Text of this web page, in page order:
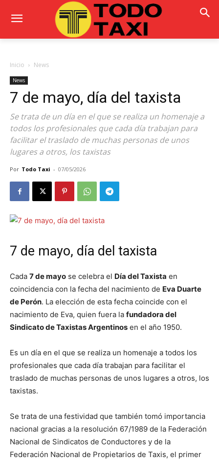
Inicio News
News
7 de mayo, día del taxista
Se trata de un día en el que se realiza un homenaje a
todos los profesionales que cada día trabajan para
facilitar el traslado de muchas personas de unos
lugares a otros, los taxistas
Por Todo Taxi - 07/05/2026
7 de mayo, día del taxista
Cada 7 de mayo se celebra el Día del Taxista en
coincidencia con la fecha del nacimiento de Eva Duarte
de Perón. La elección de esta fecha coincide con el
nacimiento de Eva, quien fuera la fundadora del
Sindicato de Taxistas Argentinos en el año 1950.
Es un día en el que se realiza un homenaje a todos los
profesionales que cada día trabajan para facilitar el
traslado de muchas personas de unos lugares a otros, los
taxistas.
Se trata de una festividad que también tomó importancia
nacional gracias a la resolución 67/1989 de la Federación
Nacional de Sindicatos de Conductores y de la
Federación Nacional de Propietarios de Taxis, el primer